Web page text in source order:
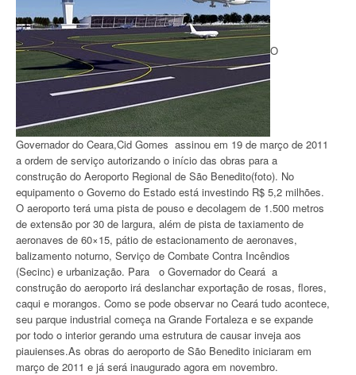
O
Governador do Ceara,Cid Gomes assinou em 19 de março de 2011
a ordem de serviço autorizando o início das obras para a
construção do Aeroporto Regional de São Benedito(foto). No
equipamento o Governo do Estado está investindo R$ 5,2 milhões.
O aeroporto terá uma pista de pouso e decolagem de 1.500 metros
de extensão por 30 de largura, além de pista de taxiamento de
aeronaves de 60×15, pátio de estacionamento de aeronaves,
balizamento noturno, Serviço de Combate Contra Incêndios
(Secinc) e urbanização. Para o Governador do Ceará a
construção do aeroporto irá deslanchar exportação de rosas, flores,
caqui e morangos. Como se pode observar no Ceará tudo acontece,
seu parque industrial começa na Grande Fortaleza e se expande
por todo o interior gerando uma estrutura de causar inveja aos
piauienses.As obras do aeroporto de São Benedito iniciaram em
março de 2011 e já será inaugurado agora em novembro.